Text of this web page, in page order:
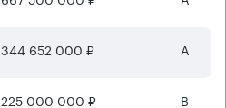
344 652 000 ₽ А
225 000 000 ₽ B